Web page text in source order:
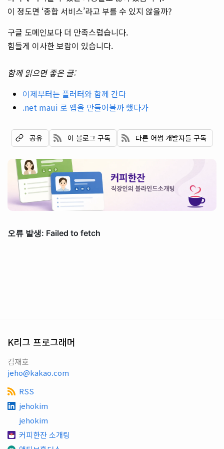
이 정도면 ‘종합 서비스’라고 부를 수 있지 않을까?
구글 도메인보다 더 만족스럽습니다.
힘들게 이사한 보람이 있습니다.
함께 읽으면 좋은 글:
이제부터는 플러터와 함께 간다
.net maui 로 앱을 만들어볼까 했다가
공유 이 블로그 구독 다른 어썸 개발자들 구독
K리그 프로그래머
김재호
jeho@kakao.com
RSS
jehokim
jehokim
커피한잔 소개팅